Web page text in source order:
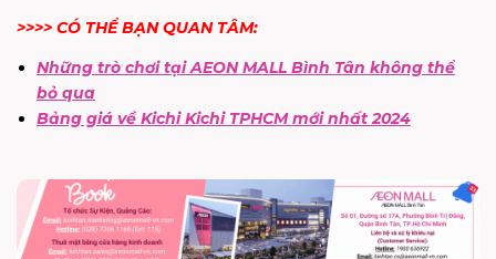
>>>> CÓ THỂ BẠN QUAN TÂM:
Những trò chơi tại AEON MALL Bình Tân không thể
bỏ qua
Bảng giá về Kichi Kichi TPHCM mới nhất 2024